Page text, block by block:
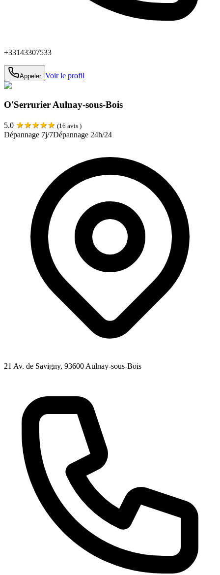
+33143307533
Appeler Voir le profil
O'Serrurier Aulnay-sous-Bois
5.0 ★★★★★ (16 avis )
Dépannage 7j/7Dépannage 24h/24
21 Av. de Savigny, 93600 Aulnay-sous-Bois